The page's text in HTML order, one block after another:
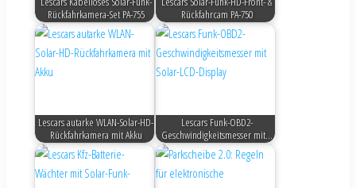
Rückfahrkamera-Set PA-755
Rückfahrcam PA-750
Lescars autarke WLAN-Solar-HD-
Rückfahrkamera mit Akku
Lescars Funk-OBD2-
Geschwindigkeitsmesser mit…